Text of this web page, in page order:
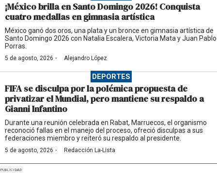
¡México brilla en Santo Domingo 2026! Conquista
cuatro medallas en gimnasia artística
México ganó dos oros, una plata y un bronce en gimnasia artística de
Santo Domingo 2026 con Natalia Escalera, Victoria Mata y Juan Pablo
Porras.
5 de agosto, 2026 · Alejandro López
DEPORTES
FIFA se disculpa por la polémica propuesta de
privatizar el Mundial, pero mantiene su respaldo a
Gianni Infantino
Durante una reunión celebrada en Rabat, Marruecos, el organismo
reconoció fallas en el manejo del proceso, ofreció disculpas a sus
federaciones miembro y reiteró su respaldo al presidente.
5 de agosto, 2026 · Redacción La-Lista
PUBLICIDAD